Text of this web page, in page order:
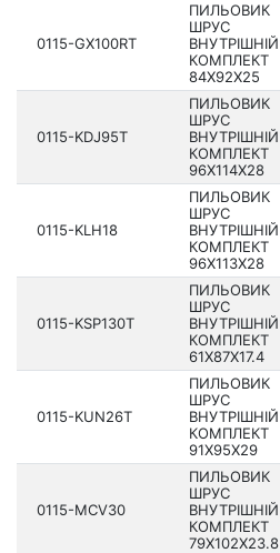
0115-GX100RT
ПИЛЬОВИК
ШРУС
ВНУТРІШНІЙ
КОМПЛЕКТ
84X92X25
0115-KDJ95T
ПИЛЬОВИК
ШРУС
ВНУТРІШНІЙ
КОМПЛЕКТ
96X114X28
0115-KLH18
ПИЛЬОВИК
ШРУС
ВНУТРІШНІЙ
КОМПЛЕКТ
96X113X28
0115-KSP130T
ПИЛЬОВИК
ШРУС
ВНУТРІШНІЙ
КОМПЛЕКТ
61X87X17.4
0115-KUN26T
ПИЛЬОВИК
ШРУС
ВНУТРІШНІЙ
КОМПЛЕКТ
91X95X29
0115-MCV30
ПИЛЬОВИК
ШРУС
ВНУТРІШНІЙ
КОМПЛЕКТ
79X102X23.8